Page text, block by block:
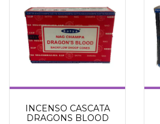
INCENSO CASCATA
DRAGONS BLOOD